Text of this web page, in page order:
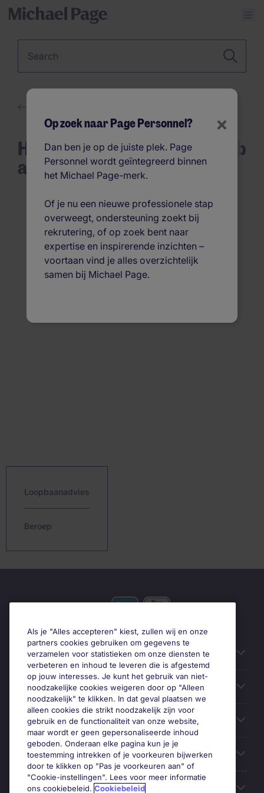
×
Op zoek naar Page Personnel?
Dan ben je op de juiste plek. Page
Personnel wordt geïntegreerd binnen
het Michael Page-merk.
Of je nu een nieuwe professionele stap
overweegt, ondersteuning zoekt bij
rekrutering, of op zoek bent naar
expertise en inspirerende inzichten –
voortaan vind je alles overzichtelijk
samen bij Michael Page.
How do you land your first job
as a young graduate?
Loopbaanadvies
Beroep
Gebruiksvriendelijke informatie
Prix
Zoek vacatures in
Trends
Voor werkgevers
Als je "Alles accepteren" kiest, zullen wij en onze
partners cookies gebruiken om gegevens te
verzamelen voor statistieken om onze diensten te
verbeteren en inhoud te leveren die is afgestemd
op jouw interesses. Je kunt het gebruik van niet-
noodzakelijke cookies weigeren door op "Alleen
noodzakelijk" te klikken. In dat geval plaatsen we
alleen cookies die strikt noodzakelijk zijn voor
gebruik en de functionaliteit van onze website,
maar wordt er geen gepersonaliseerde inhoud
geboden. Onderaan elke pagina kun je je
toestemming intrekken of je voorkeuren bijwerken
door te klikken op "Pas je voorkeuren aan" of
"Cookie-instellingen". Lees voor meer informatie
ons cookiebeleid. Cookiebeleid